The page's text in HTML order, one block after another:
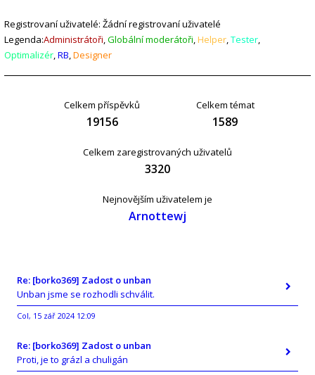
Registrovaní uživatelé: Žádní registrovaní uživatelé
Legenda:Administrátoři,Globální moderátoři,Helper,Tester,
Optimalizér,RB,Designer
Celkem příspěvků
19156
Celkem témat
1589
Celkem zaregistrovaných uživatelů
3320
Nejnovějším uživatelem je
Arnottewj
Re: [borko369] Zadost o unban
Unban jsme se rozhodli schválit.
Col, 15 zář 2024 12:09
Re: [borko369] Zadost o unban
Proti, je to grázl a chuligán